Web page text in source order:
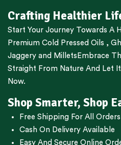
Crafting Healthier
Start Your Journey Towards A
Premium Cold Pressed Oils ,
Jaggery and Millets Embrace
Straight From Nature And Let
Now.
Shop Smarter, Shop
Free Shipping For All
Cash On Delivery Available
Easy And Secure Online